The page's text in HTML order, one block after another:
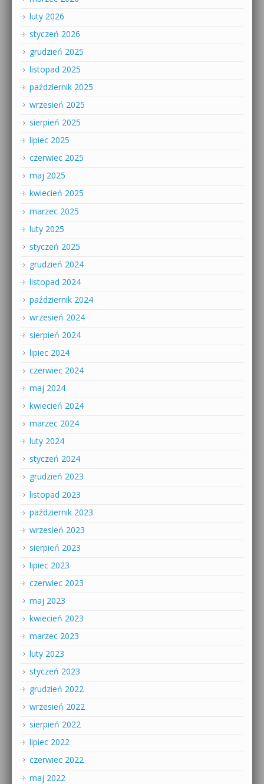
luty 2026
styczeń 2026
grudzień 2025
listopad 2025
październik 2025
wrzesień 2025
sierpień 2025
lipiec 2025
czerwiec 2025
maj 2025
kwiecień 2025
marzec 2025
luty 2025
styczeń 2025
grudzień 2024
listopad 2024
październik 2024
wrzesień 2024
sierpień 2024
lipiec 2024
czerwiec 2024
maj 2024
kwiecień 2024
marzec 2024
luty 2024
styczeń 2024
grudzień 2023
listopad 2023
październik 2023
wrzesień 2023
sierpień 2023
lipiec 2023
czerwiec 2023
maj 2023
kwiecień 2023
marzec 2023
luty 2023
styczeń 2023
grudzień 2022
wrzesień 2022
sierpień 2022
lipiec 2022
czerwiec 2022
maj 2022